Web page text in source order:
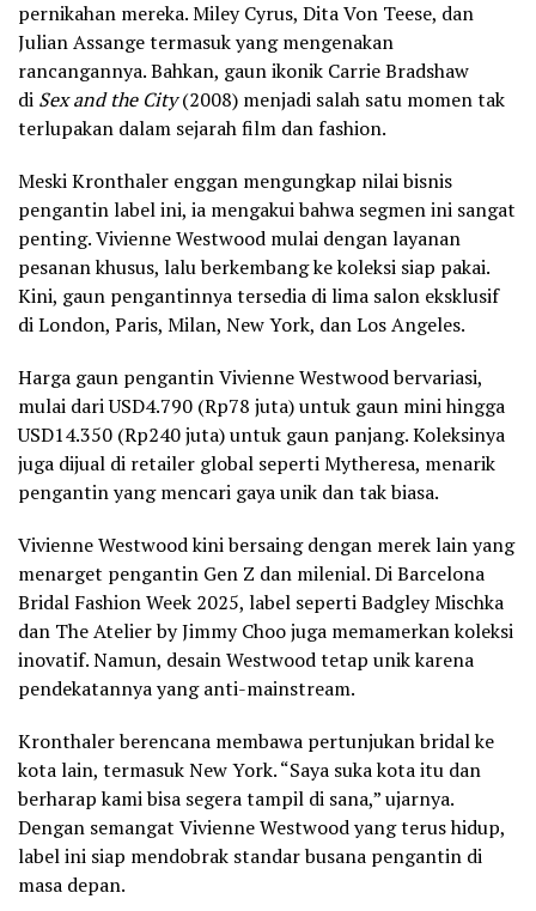
pernikahan mereka. Miley Cyrus, Dita Von Teese, dan
Julian Assange termasuk yang mengenakan
rancangannya. Bahkan, gaun ikonik Carrie Bradshaw
di Sex and the City(2008) menjadi salah satu momen tak
terlupakan dalam sejarah film dan fashion.
Meski Kronthaler enggan mengungkap nilai bisnis
pengantin label ini, ia mengakui bahwa segmen ini sangat
penting. Vivienne Westwood mulai dengan layanan
pesanan khusus, lalu berkembang ke koleksi siap pakai.
Kini, gaun pengantinnya tersedia di lima salon eksklusif
di London, Paris, Milan, New York, dan Los Angeles.
Harga gaun pengantin Vivienne Westwood bervariasi,
mulai dari USD4.790 (Rp78 juta) untuk gaun mini hingga
USD14.350 (Rp240 juta) untuk gaun panjang. Koleksinya
juga dijual di retailer global seperti Mytheresa, menarik
pengantin yang mencari gaya unik dan tak biasa.
Vivienne Westwood kini bersaing dengan merek lain yang
menarget pengantin Gen Z dan milenial. Di Barcelona
Bridal Fashion Week 2025, label seperti Badgley Mischka
dan The Atelier by Jimmy Choo juga memamerkan koleksi
inovatif. Namun, desain Westwood tetap unik karena
pendekatannya yang anti-mainstream.
Kronthaler berencana membawa pertunjukan bridal ke
kota lain, termasuk New York. “Saya suka kota itu dan
berharap kami bisa segera tampil di sana,” ujarnya.
Dengan semangat Vivienne Westwood yang terus hidup,
label ini siap mendobrak standar busana pengantin di
masa depan.